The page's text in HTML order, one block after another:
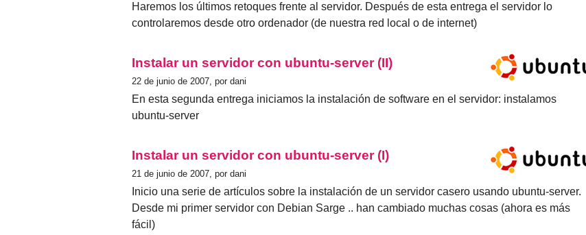
Haremos los últimos retoques frente al servidor. Después de esta entrega el servidor lo
controlaremos desde otro ordenador (de nuestra red local o de internet)
Instalar un servidor con ubuntu-server (II)
22 de junio de 2007, por dani
En esta segunda entrega iniciamos la instalación de software en el servidor: instalamos
ubuntu-server
Instalar un servidor con ubuntu-server (I)
21 de junio de 2007, por dani
Inicio una serie de artículos sobre la instalación de un servidor casero usando ubuntu-server.
Desde mi primer servidor con Debian Sarge .. han cambiado muchas cosas (ahora es más
fácil)